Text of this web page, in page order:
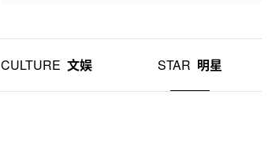
CULTURE 文娱 STAR 明星